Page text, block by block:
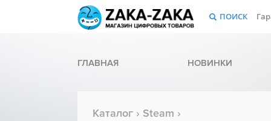
ПОИСК
ГЛАВНАЯ НОВИНКИ
Каталог › Steam ›